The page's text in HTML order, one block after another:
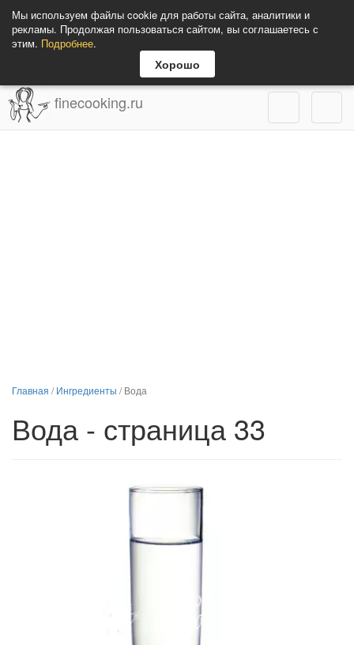
Мы используем файлы cookie для работы сайта, аналитики и
рекламы. Продолжая пользоваться сайтом, вы соглашаетесь с
этим. Подробнее.
Хорошо
finecooking.ru
Главная /Ингредиенты /Вода
Вода - страница 33